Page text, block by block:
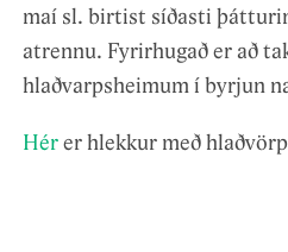
maí sl. birtist síðasti
atrennu. Fyrirhugað er að
hlaðvarpsheimum í byrjun
Hér er hlekkur með